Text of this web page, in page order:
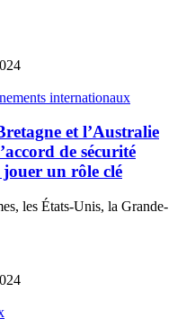
internationaux
et l’Australie
de sécurité
un rôle clé
les États-Unis, la Grande-